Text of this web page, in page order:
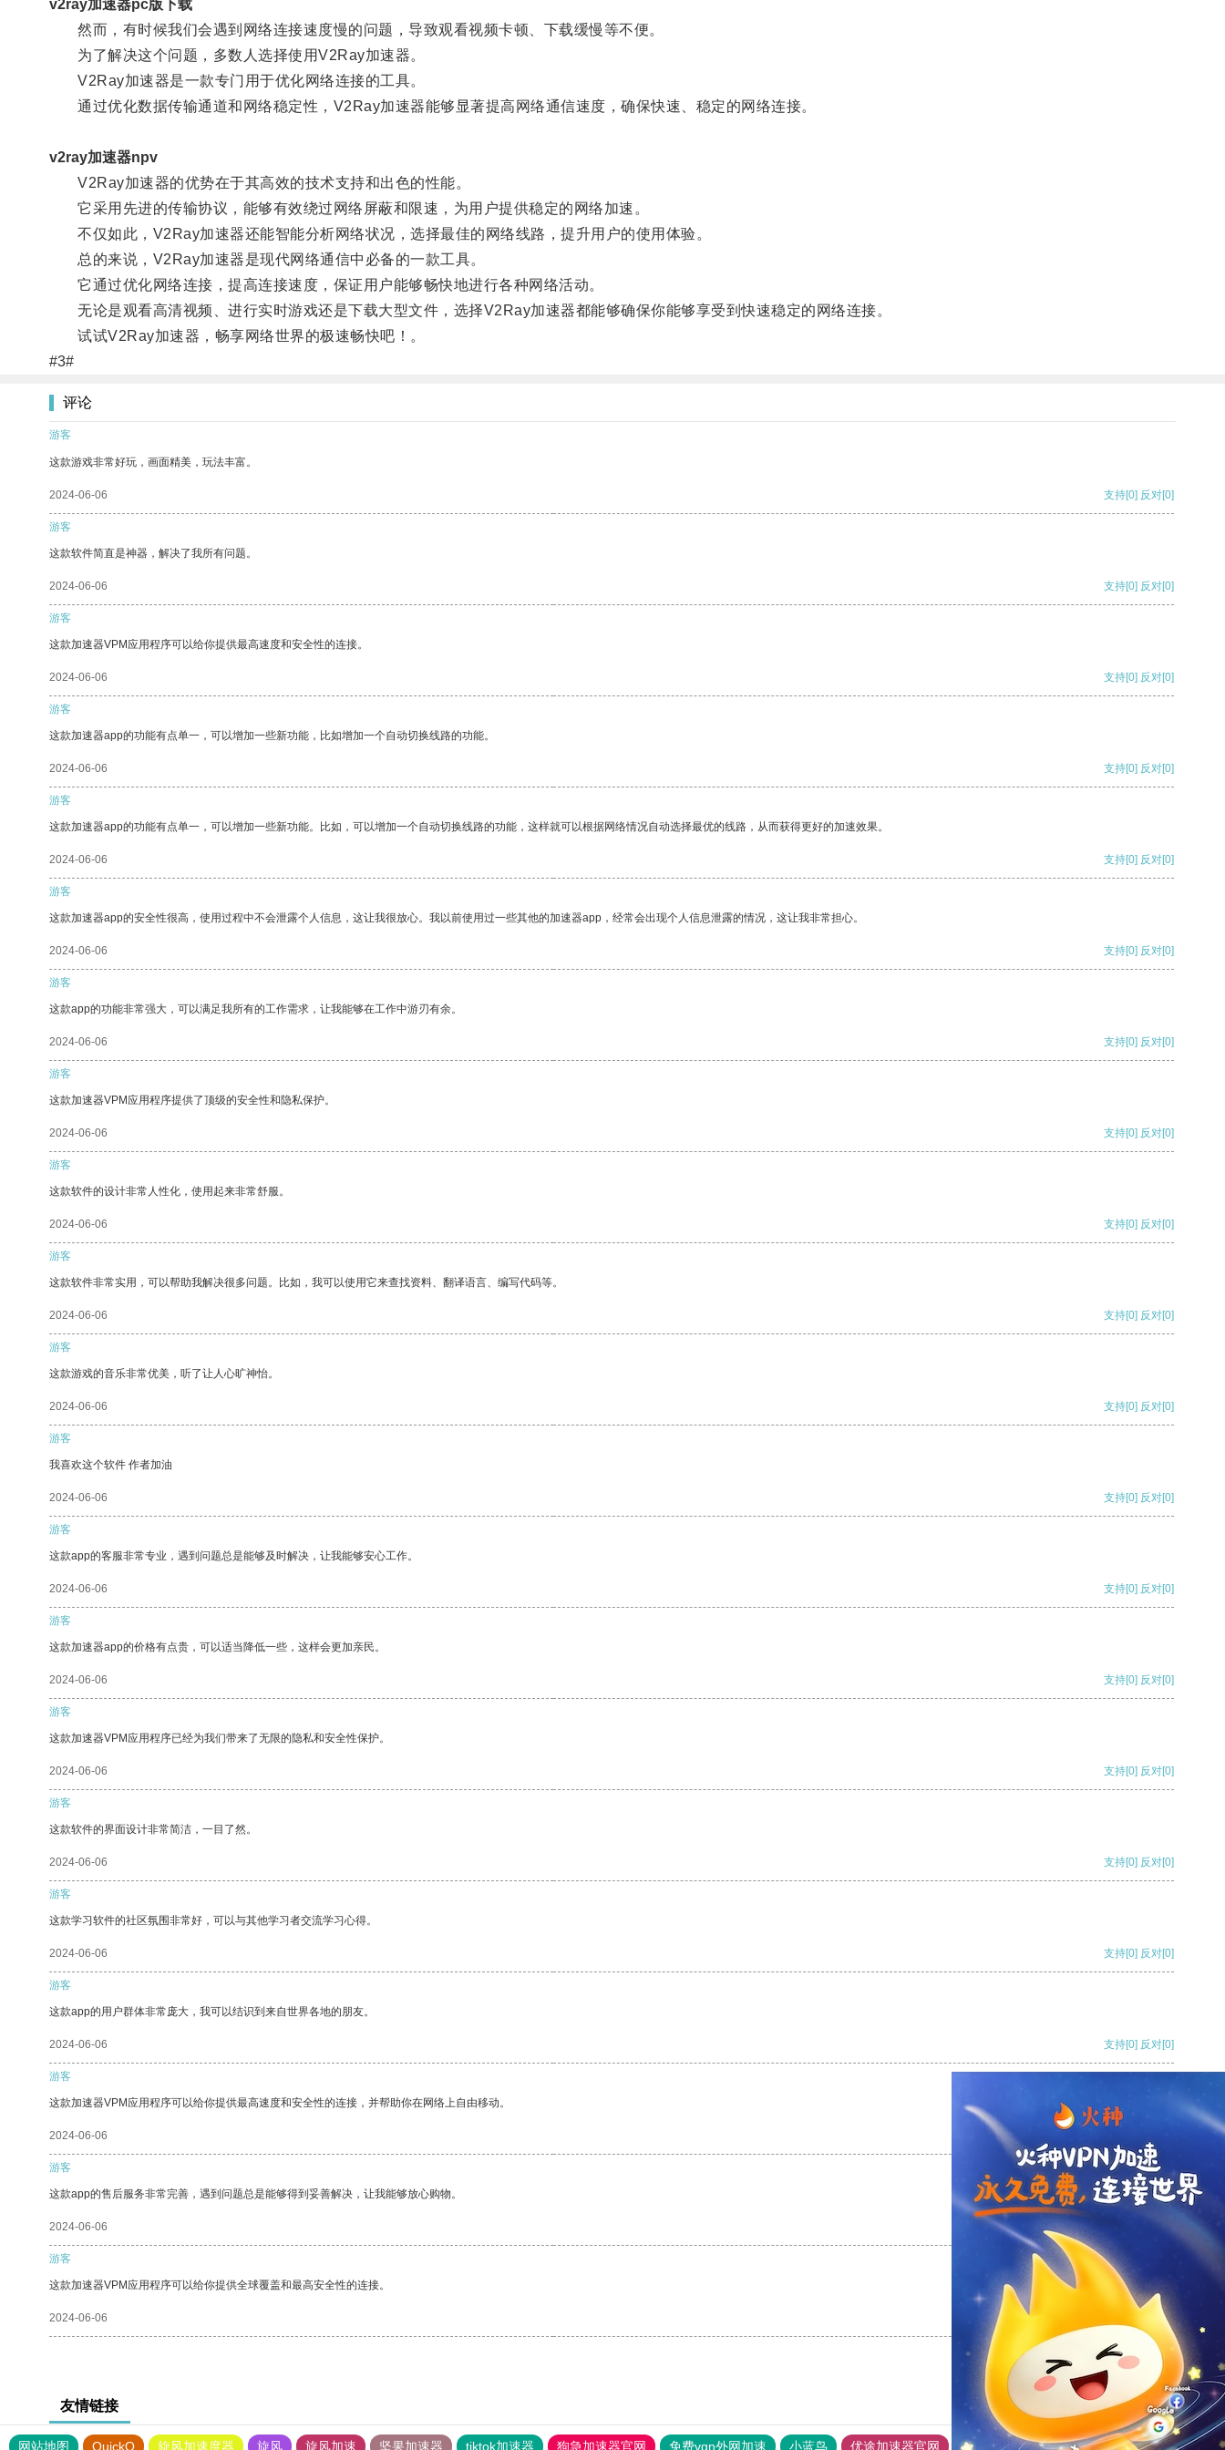
v2ray加速器pc版下载
然而，有时候我们会遇到网络连接速度慢的问题，导致观看视频卡顿、下载缓慢等不便。
为了解决这个问题，多数人选择使用V2Ray加速器。
V2Ray加速器是一款专门用于优化网络连接的工具。
通过优化数据传输通道和网络稳定性，V2Ray加速器能够显著提高网络通信速度，确保快速、稳定的网络连接。
v2ray加速器npv
V2Ray加速器的优势在于其高效的技术支持和出色的性能。
它采用先进的传输协议，能够有效绕过网络屏蔽和限速，为用户提供稳定的网络加速。
不仅如此，V2Ray加速器还能智能分析网络状况，选择最佳的网络线路，提升用户的使用体验。
总的来说，V2Ray加速器是现代网络通信中必备的一款工具。
它通过优化网络连接，提高连接速度，保证用户能够畅快地进行各种网络活动。
无论是观看高清视频、进行实时游戏还是下载大型文件，选择V2Ray加速器都能够确保你能够享受到快速稳定的网络连接。
试试V2Ray加速器，畅享网络世界的极速畅快吧！。
#3#
评论
游客
这款游戏非常好玩，画面精美，玩法丰富。
2024-06-06 支持[0] 反对[0]
游客
这款软件简直是神器，解决了我所有问题。
2024-06-06 支持[0] 反对[0]
游客
这款加速器VPM应用程序可以给你提供最高速度和安全性的连接。
2024-06-06 支持[0] 反对[0]
游客
这款加速器app的功能有点单一，可以增加一些新功能，比如增加一个自动切换线路的功能。
2024-06-06 支持[0] 反对[0]
游客
这款加速器app的功能有点单一，可以增加一些新功能。比如，可以增加一个自动切换线路的功能，这样就可以根据网络情况自动选择最优的线路，从而获得更好的加速效果。
2024-06-06 支持[0] 反对[0]
游客
这款加速器app的安全性很高，使用过程中不会泄露个人信息，这让我很放心。我以前使用过一些其他的加速器app，经常会出现个人信息泄露的情况，这让我非常担心。
2024-06-06 支持[0] 反对[0]
游客
这款app的功能非常强大，可以满足我所有的工作需求，让我能够在工作中游刃有余。
2024-06-06 支持[0] 反对[0]
游客
这款加速器VPM应用程序提供了顶级的安全性和隐私保护。
2024-06-06 支持[0] 反对[0]
游客
这款软件的设计非常人性化，使用起来非常舒服。
2024-06-06 支持[0] 反对[0]
游客
这款软件非常实用，可以帮助我解决很多问题。比如，我可以使用它来查找资料、翻译语言、编写代码等。
2024-06-06 支持[0] 反对[0]
游客
这款游戏的音乐非常优美，听了让人心旷神怡。
2024-06-06 支持[0] 反对[0]
游客
我喜欢这个软件 作者加油
2024-06-06 支持[0] 反对[0]
游客
这款app的客服非常专业，遇到问题总是能够及时解决，让我能够安心工作。
2024-06-06 支持[0] 反对[0]
游客
这款加速器app的价格有点贵，可以适当降低一些，这样会更加亲民。
2024-06-06 支持[0] 反对[0]
游客
这款加速器VPM应用程序已经为我们带来了无限的隐私和安全性保护。
2024-06-06 支持[0] 反对[0]
游客
这款软件的界面设计非常简洁，一目了然。
2024-06-06 支持[0] 反对[0]
游客
这款学习软件的社区氛围非常好，可以与其他学习者交流学习心得。
2024-06-06 支持[0] 反对[0]
游客
这款app的用户群体非常庞大，我可以结识到来自世界各地的朋友。
2024-06-06 支持[0] 反对[0]
游客
这款加速器VPM应用程序可以给你提供最高速度和安全性的连接，并帮助你在网络上自由移动。
2024-06-06
游客
这款app的售后服务非常完善，遇到问题总是能够得到妥善解决，让我能够放心购物。
2024-06-06 反对
游客
这款加速器VPM应用程序可以给你提供全球覆盖和最高安全性的连接。
2024-06-06 反对[0]
友情链接
网站地图 QuickQ 旋风加速度器 旋风 旋风加速 坚果加速器 tiktok加速器 狗急加速器官网 免费vqn外网加速 小蓝鸟 优途加速器官网 风驰加速器 旋风加速器 八戒看书